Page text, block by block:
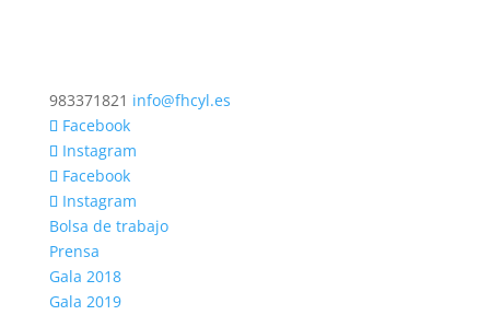
983371821 info@fhcyl.es
Facebook
Instagram
Facebook
Instagram
Bolsa de trabajo
Prensa
Gala 2018
Gala 2019